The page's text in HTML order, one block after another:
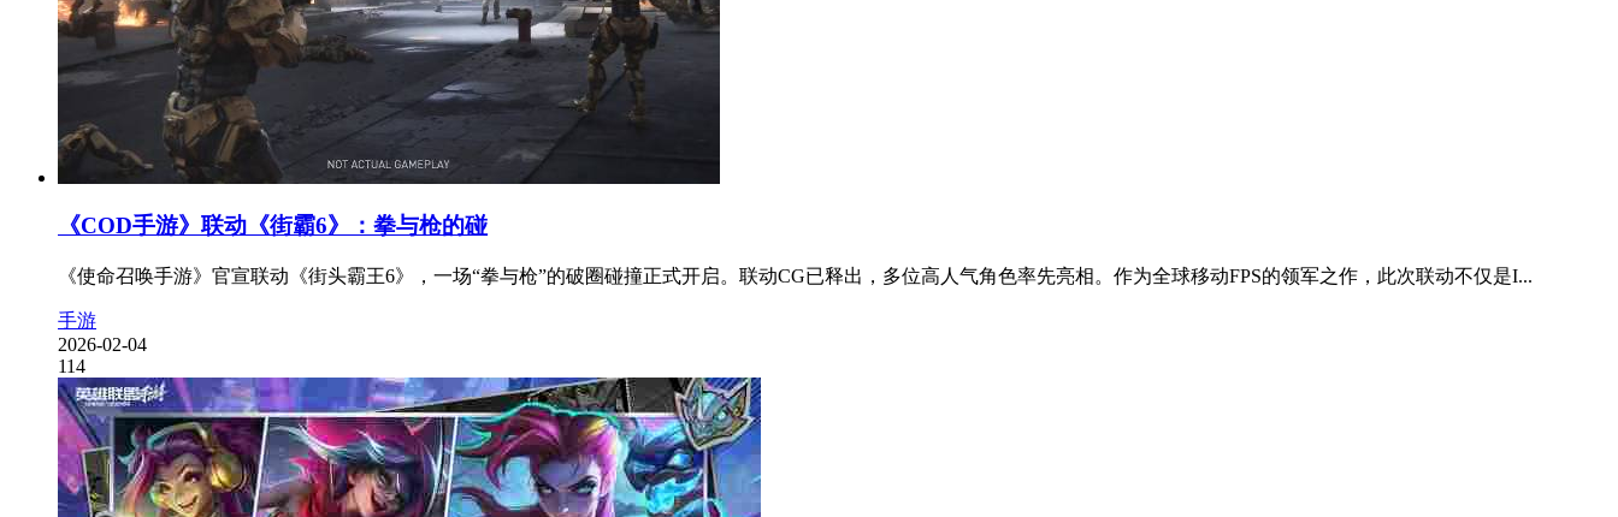
《COD手游》联动《街霸6》：拳与枪的碰
《使命召唤手游》官宣联动《街头霸王6》，一场“拳与枪”的破圈碰撞正式开启。联动CG已释出，多位高人气角色率先亮相。作为全球移动FPS的领军之作，此次联动不仅是I...
手游
2026-02-04
114